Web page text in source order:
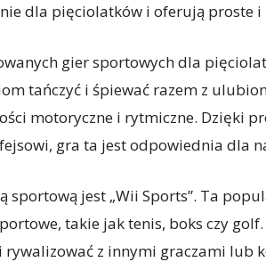
dla pięciolatków i oferują proste i
gier sportowych dla
tańczyć i śpiewać razem z
motoryczne i rytmiczne. Dzięki
gra ta jest odpowiednia dla
sportową jest „Wii Sports”. Ta
takie jak tenis, boks czy
rywalizować z innymi graczami lub